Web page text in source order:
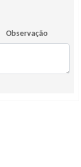
Observação